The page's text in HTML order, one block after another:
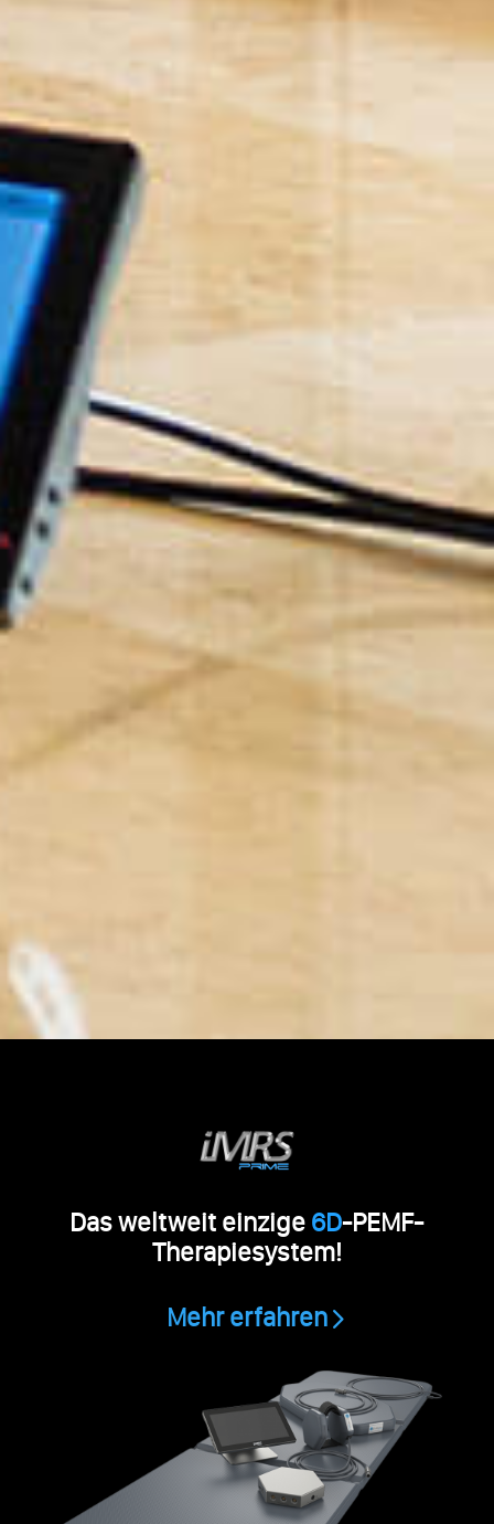
Das weltweit einzige 6D-PEMF-
Therapiesystem!
Mehr erfahren